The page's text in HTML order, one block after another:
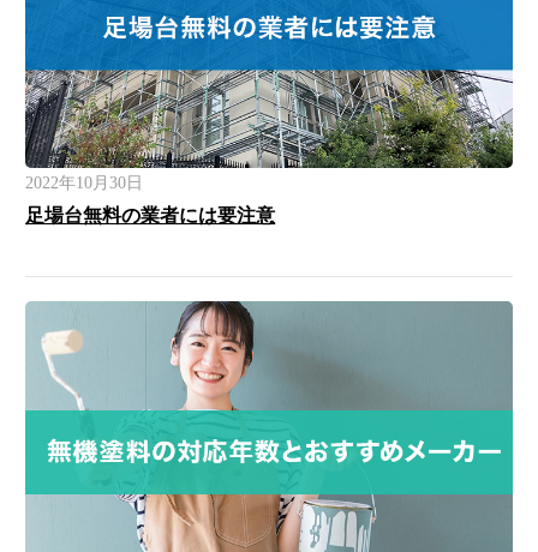
2022年10月30日
足場台無料の業者には要注意